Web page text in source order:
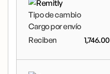
Tipo de cambio
Cargo por envío
Reciben
1,746.00